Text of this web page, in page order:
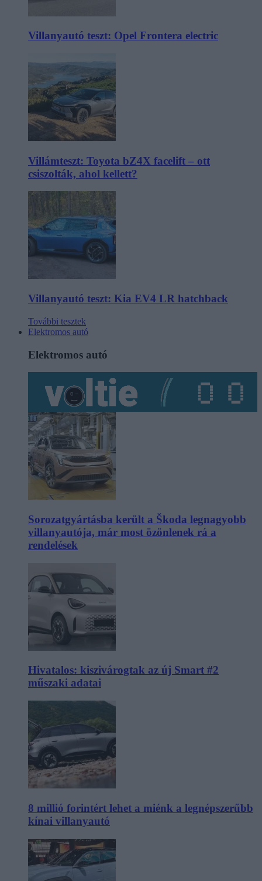
Villanyautó teszt: Opel Frontera electric
Villámteszt: Toyota bZ4X facelift – ott
csiszolták, ahol kellett?
Villanyautó teszt: Kia EV4 LR hatchback
További tesztek
Elektromos autó
Elektromos autó
Sorozatgyártásba került a Škoda legnagyobb
villanyautója, már most özönlenek rá a
rendelések
Hivatalos: kiszivárogtak az új Smart #2
műszaki adatai
8 millió forintért lehet a miénk a legnépszerűbb
kínai villanyautó